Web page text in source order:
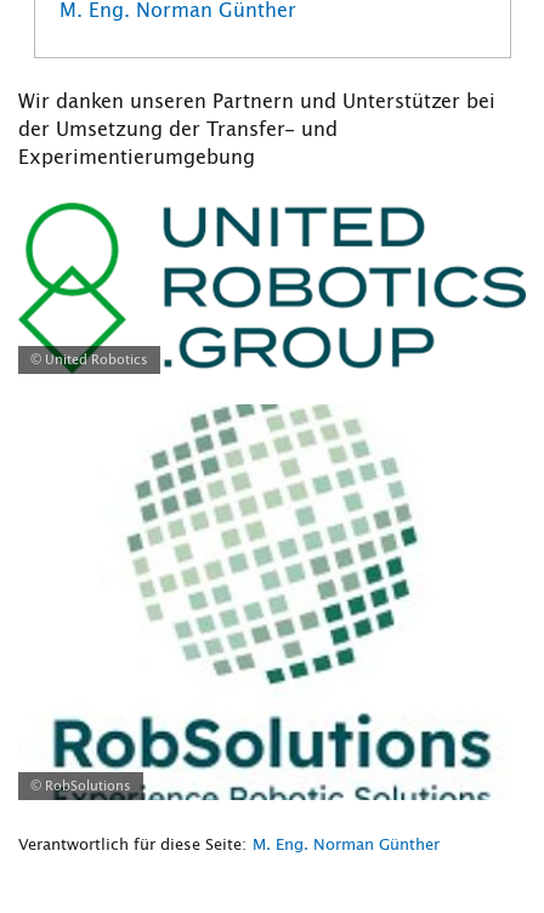
M. Eng. Norman Günther
Wir danken unseren Partnern und Unterstützer bei
der Umsetzung der Transfer- und
Experimentierumgebung
© United Robotics
© RobSolutions
Verantwortlich für diese Seite: M. Eng. Norman Günther